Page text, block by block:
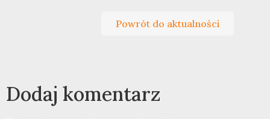
Powrót do aktualności
Dodaj komentarz